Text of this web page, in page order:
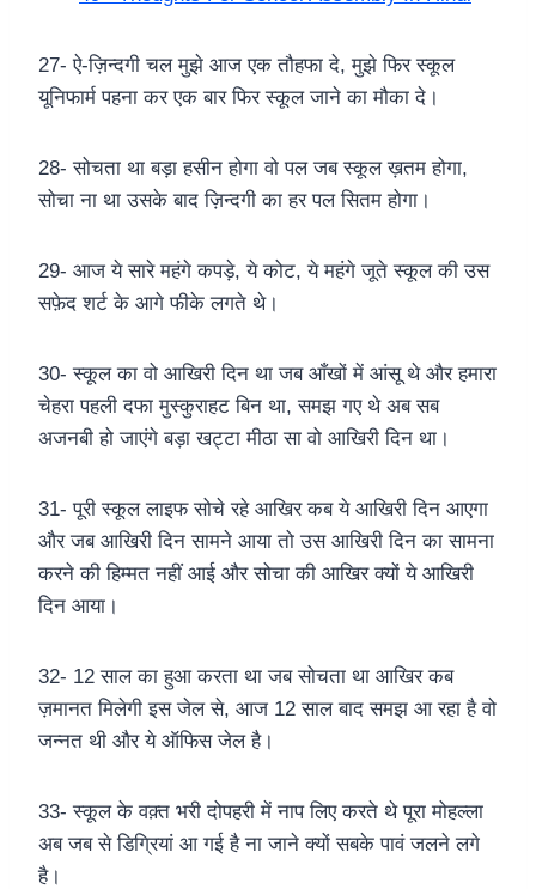
27- ऐ-ज़िन्दगी चल मुझे आज एक तौहफा दे, मुझे फिर स्कूल
यूनिफार्म पहना कर एक बार फिर स्कूल जाने का मौका दे।
28- सोचता था बड़ा हसीन होगा वो पल जब स्कूल ख़तम होगा,
सोचा ना था उसके बाद ज़िन्दगी का हर पल सितम होगा।
29- आज ये सारे महंगे कपड़े, ये कोट, ये महंगे जूते स्कूल की उस
सफ़ेद शर्ट के आगे फीके लगते थे।
30- स्कूल का वो आखिरी दिन था जब आँखों में आंसू थे और हमारा
चेहरा पहली दफा मुस्कुराहट बिन था, समझ गए थे अब सब
अजनबी हो जाएंगे बड़ा खट्टा मीठा सा वो आखिरी दिन था।
31- पूरी स्कूल लाइफ सोचे रहे आखिर कब ये आखिरी दिन आएगा
और जब आखिरी दिन सामने आया तो उस आखिरी दिन का सामना
करने की हिम्मत नहीं आई और सोचा की आखिर क्यों ये आखिरी
दिन आया।
32- 12 साल का हुआ करता था जब सोचता था आखिर कब
ज़मानत मिलेगी इस जेल से, आज 12 साल बाद समझ आ रहा है वो
जन्नत थी और ये ऑफिस जेल है।
33- स्कूल के वक़्त भरी दोपहरी में नाप लिए करते थे पूरा मोहल्ला
अब जब से डिग्रियां आ गई है ना जाने क्यों सबके पावं जलने लगे
है।